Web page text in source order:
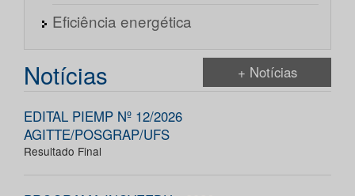
Eficiência energética
Notícias + Notícias
EDITAL PIEMP Nº 12/2026
AGITTE/POSGRAP/UFS
Resultado Final